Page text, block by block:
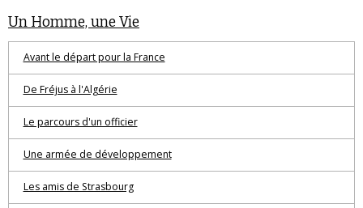
Un Homme, une Vie
Avant le départ pour la France
De Fréjus à l'Algérie
Le parcours d'un officier
Une armée de développement
Les amis de Strasbourg